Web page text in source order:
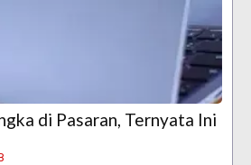
di Pasaran, Ternyata Ini